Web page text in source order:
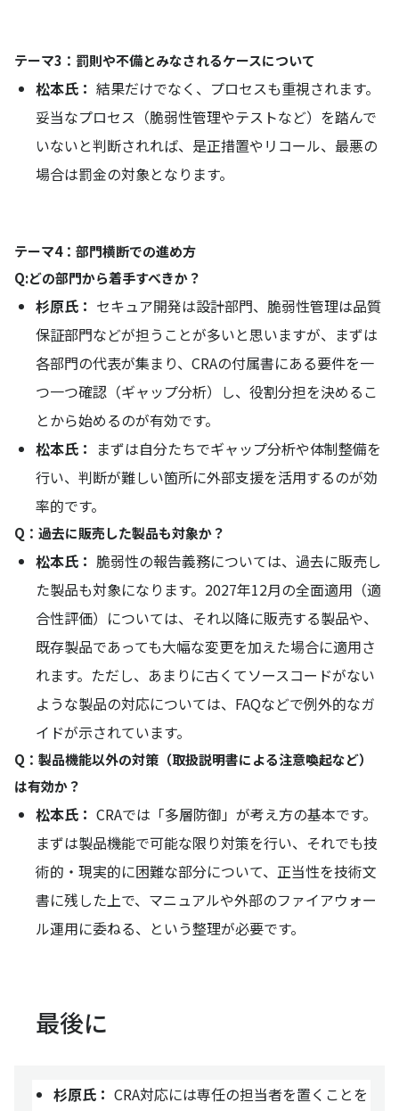
テーマ3：罰則や不備とみなされるケースについて
松本氏： 結果だけでなく、プロセスも重視されます。
妥当なプロセス（脆弱性管理やテストなど）を踏んで
いないと判断されれば、是正措置やリコール、最悪の
場合は罰金の対象となります。
テーマ4：部門横断での進め方
Q:どの部門から着手すべきか？
杉原氏： セキュア開発は設計部門、脆弱性管理は品質
保証部門などが担うことが多いと思いますが、まずは
各部門の代表が集まり、CRAの付属書にある要件を一
つ一つ確認（ギャップ分析）し、役割分担を決めるこ
とから始めるのが有効です。
松本氏： まずは自分たちでギャップ分析や体制整備を
行い、判断が難しい箇所に外部支援を活用するのが効
率的です。
Q：過去に販売した製品も対象か？
松本氏： 脆弱性の報告義務については、過去に販売し
た製品も対象になります。2027年12月の全面適用（適
合性評価）については、それ以降に販売する製品や、
既存製品であっても大幅な変更を加えた場合に適用さ
れます。ただし、あまりに古くてソースコードがない
ような製品の対応については、FAQなどで例外的なガ
イドが示されています。
Q：製品機能以外の対策（取扱説明書による注意喚起など）
は有効か？
松本氏： CRAでは「多層防御」が考え方の基本です。
まずは製品機能で可能な限り対策を行い、それでも技
術的・現実的に困難な部分について、正当性を技術文
書に残した上で、マニュアルや外部のファイアウォー
ル運用に委ねる、という整理が必要です。
最後に
杉原氏： CRA対応には専任の担当者を置くことを